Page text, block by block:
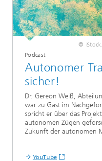
©
Podcast
Autonomer
sicher!
Dr. Gereon Weiß,
war zu Gast im
spricht er über das
autonomen Zügen
Zukunft der autonomen
YouTube